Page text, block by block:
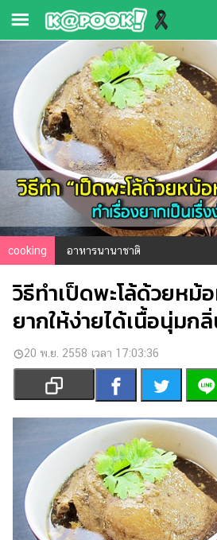
ข่าว-
ความ
ข่าว
ข่าว
บันเทิง
ตรวจ
หวย
บอล
สด
เงิน
การ
บันเทิง
รูปภาพ
ดู
หนัง
cooking อาหารนานาชาติ
วิธีทำเป็ดพะโล้ด้วยหม้
ยากให้ง่ายได้เนื้อนุ่มก
20 พ.ย. 2558 เวลา 17:03:36